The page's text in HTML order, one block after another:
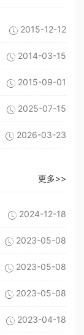
2015-12-12
2014-03-15
2015-09-01
2025-07-15
2026-03-23
更多>>
2024-12-18
2023-05-08
2023-05-08
2023-05-08
2023-04-18